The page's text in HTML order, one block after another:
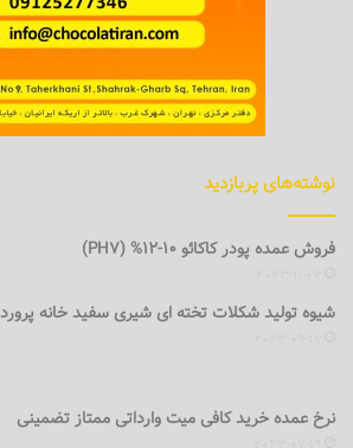
نوشته‌های پربازدید
فروش عمده پودر کاکائو 10-12% (PH7)
شیوه تولید شکلات تخته ای شیری سفید خانه پرورد
نرخ عمده خرید کافی میت وارداتی ممتاز تضمینی